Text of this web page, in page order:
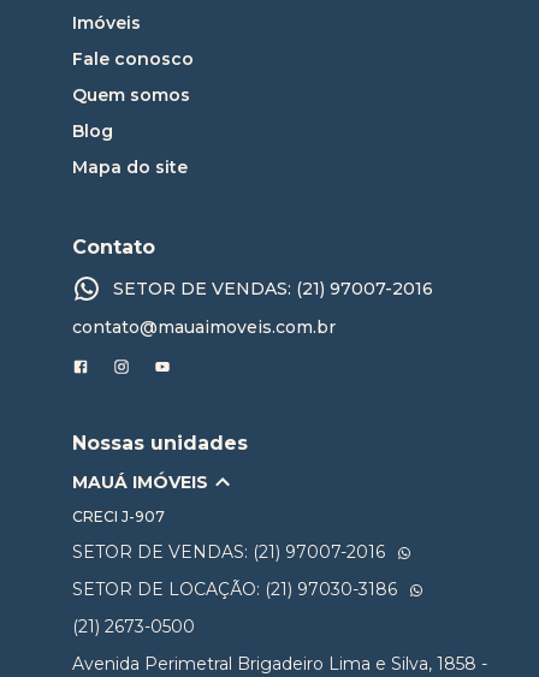
Imóveis
Fale conosco
Quem somos
Blog
Mapa do site
Contato
SETOR DE VENDAS: (21) 97007-2016
contato@mauaimoveis.com.br
Nossas unidades
MAUÁ IMÓVEIS
CRECI J-907
SETOR DE VENDAS: (21) 97007-2016
SETOR DE LOCAÇÃO: (21) 97030-3186
(21) 2673-0500
Avenida Perimetral Brigadeiro Lima e Silva, 1858 -